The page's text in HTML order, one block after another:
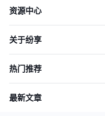
资源中心
关于纷享
热门推荐
最新文章